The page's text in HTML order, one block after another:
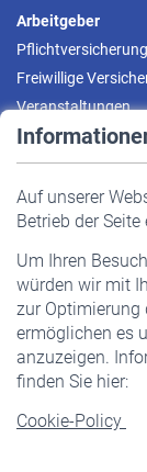
Auf unserer
Betrieb der
Um Ihren
würden wir mit
zur Optimierung
ermöglichen es
anzuzeigen.
finden Sie hier:
Cookie-Policy
Arbeitgeber
Pflichtversicherung
Freiwillige
Veranstaltungen
Pflichtversicherung
Staatliche
Veranstaltungen
Rentner
Rentenbeginn
Rente beantragen